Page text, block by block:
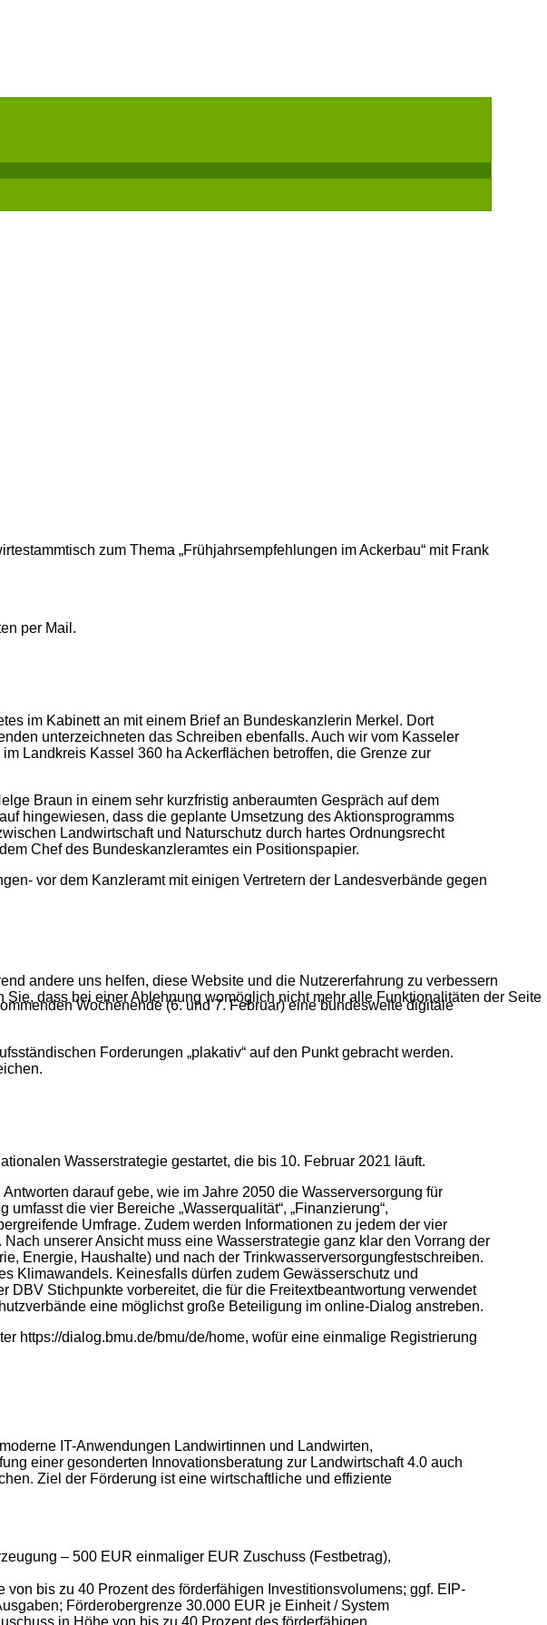
zum Thema „Frühjahrsempfehlungen im Ackerbau“ mit Frank
per Mail.
im Kabinett an mit einem Brief an Bundeskanzlerin Merkel. Dort
unterzeichneten das Schreiben ebenfalls. Auch wir vom Kasseler
Landkreis Kassel 360 ha Ackerflächen betroffen, die Grenze zur
Braun in einem sehr kurzfristig anberaumten Gespräch auf dem
hingewiesen, dass die geplante Umsetzung des Aktionsprogramms
Landwirtschaft und Naturschutz durch hartes Ordnungsrecht
Chef des Bundeskanzleramtes ein Positionspapier.
vor dem Kanzleramt mit einigen Vertretern der Landesverbände gegen
Wochenende (6. und 7. Februar) eine bundesweite digitale
Forderungen „plakativ“ auf den Punkt gebracht werden.
Wasserstrategie gestartet, die bis 10. Februar 2021 läuft.
darauf gebe, wie im Jahre 2050 die Wasserversorgung für
die vier Bereiche „Wasserqualität“, „Finanzierung“,
Umfrage. Zudem werden Informationen zu jedem der vier
unserer Ansicht muss eine Wasserstrategie ganz klar den Vorrang der
Energie, Haushalte) und nach der Trinkwasserversorgungfestschreiben.
Klimawandels. Keinesfalls dürfen zudem Gewässerschutz und
Stichpunkte vorbereitet, die für die Freitextbeantwortung verwendet
eine möglichst große Beteiligung im online-Dialog anstreben.
https://dialog.bmu.de/bmu/de/home, wofür eine einmalige Registrierung
IT-Anwendungen Landwirtinnen und Landwirten,
einer gesonderten Innovationsberatung zur Landwirtschaft 4.0 auch
Ziel der Förderung ist eine wirtschaftliche und effiziente
– 500 EUR einmaliger EUR Zuschuss (Festbetrag),
bis zu 40 Prozent des förderfähigen Investitionsvolumens; ggf. EIP-
Förderobergrenze 30.000 EUR je Einheit / System
andere uns helfen, diese Website und die Nutzererfahrung zu verbessern
dass bei einer Ablehnung womöglich nicht mehr alle Funktionalitäten der Seite